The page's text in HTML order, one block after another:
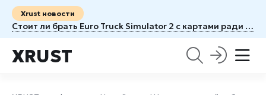
Xrust новости
Стоит ли брать Euro Truck Simulator 2 с картами ради новых маршрутов
XRUST